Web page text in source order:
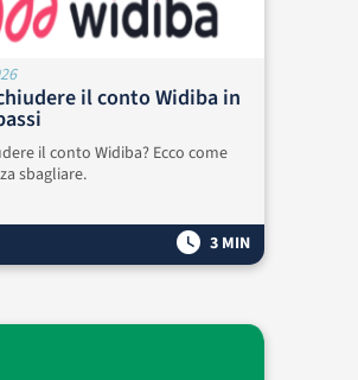
il conto Widiba in
il conto Widiba? Ecco come
sbagliare.
3 MIN